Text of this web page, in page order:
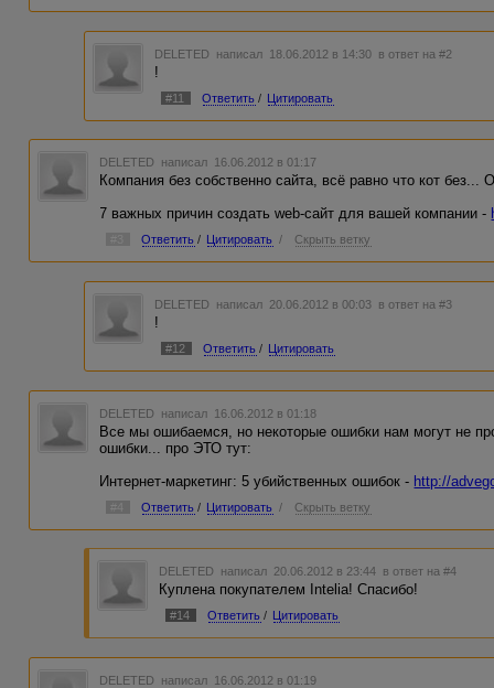
DELETED написал 18.06.2012 в 14:30 в ответ на #2
!
#11 Ответить / Цитировать
DELETED написал 16.06.2012 в 01:17
Компания без собственно сайта, всё равно что кот
7 важных причин создать web-сайт для вашей компании -
Ответить / Цитировать / Скрыть ветку
DELETED написал 20.06.2012 в 00:03 в ответ на #3
!
#12 Ответить / Цитировать
DELETED написал 16.06.2012 в 01:18
Все мы ошибаемся, но некоторые ошибки нам могут не
ошибки... про ЭТО тут:
Интернет-маркетинг: 5 убийственных ошибок - http://
#4 Ответить / Цитировать / Скрыть ветку
DELETED написал 20.06.2012 в 23:44 в ответ на #4
Куплена покупателем Intelia! Спасибо!
#14 Ответить / Цитировать
DELETED написал 16.06.2012 в 01:19